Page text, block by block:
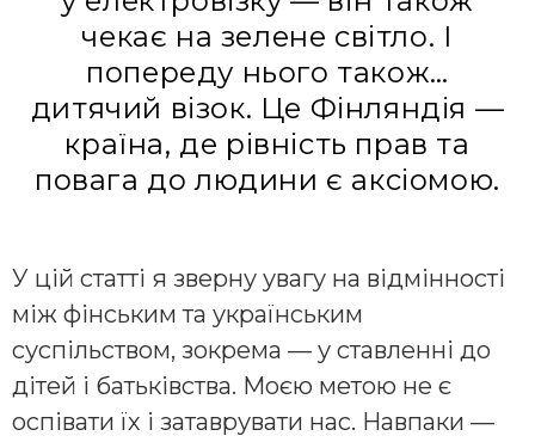
чекає на зелене світло. І
попереду нього також…
дитячий візок. Це Фінляндія —
країна, де рівність прав та
повага до людини є аксіомою.
У цій статті я зверну увагу на відмінності
між фінським та українським
суспільством, зокрема — у ставленні до
дітей і батьківства. Моєю метою не є
оспівати їх і затаврувати нас. Навпаки —